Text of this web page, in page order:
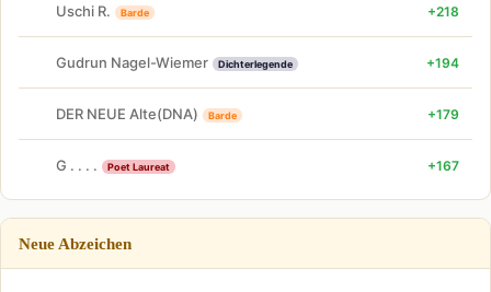
Uschi R. Barde +218
Gudrun Nagel-Wiemer Dichterlegende +194
DER NEUE Alte(DNA) Barde +179
G . . . . Poet Laureat +167
Neue Abzeichen